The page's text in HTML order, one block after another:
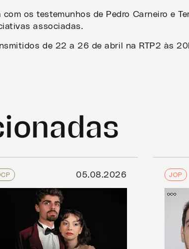
os testemunhos de Pedro Carneiro e
associadas.
de 22 a 26 de abril na RTP2 às
05.08.2026 JOP